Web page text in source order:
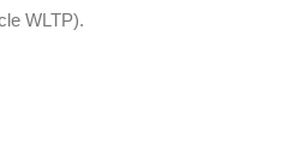
WLTP).